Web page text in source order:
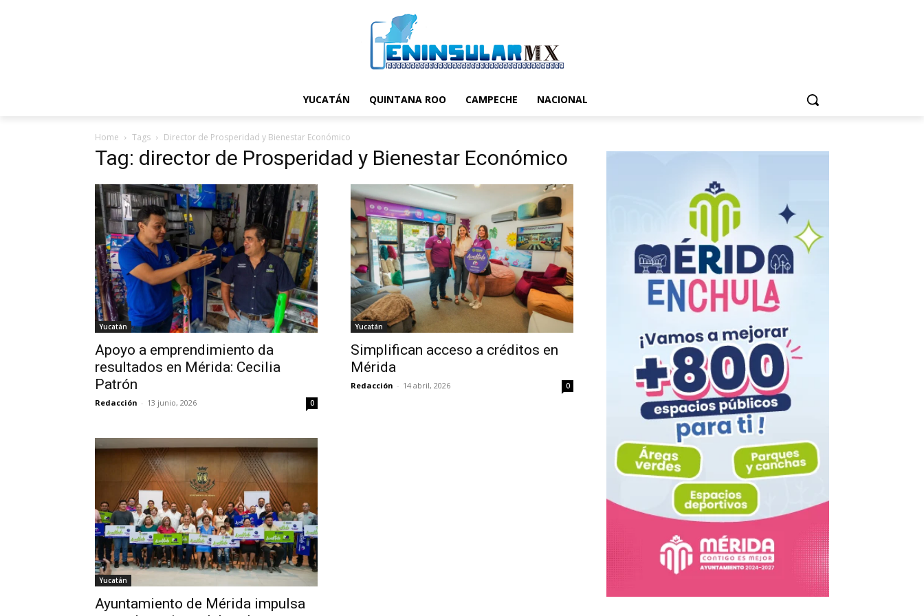
YUCATÁN QUINTANA ROO CAMPECHE NACIONAL
Home Tags Director de Prosperidad y Bienestar Económico
Tag: director de Prosperidad y Bienestar Económico
Yucatán
Apoyo a emprendimiento da
resultados en Mérida: Cecilia
Patrón
Redacción - 13 junio, 2026 0
Yucatán
Simplifican acceso a créditos en
Mérida
Redacción - 14 abril, 2026 0
Yucatán
Ayuntamiento de Mérida impulsa